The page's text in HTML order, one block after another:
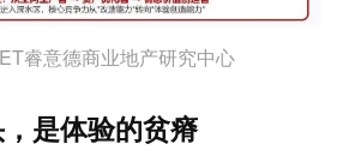
睿意德商业地产研究中心
是体验的贫瘠